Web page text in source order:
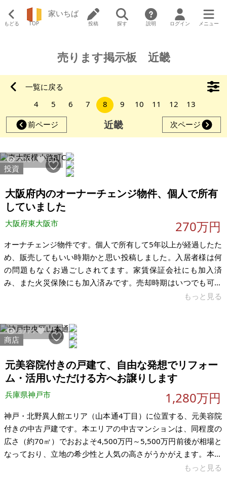
もどる TOP
家いちば
投稿 探す 説明 ログイン メニュー
売ります掲示板 近畿
一覧に戻る
4
5 6 7 8 9 10 11 12
13
前ページ
近畿 次ページ
7001
60
投資
大阪府内のオーナーチェンジ物件、個人で所有
していました
大阪府東大阪市 270万円
オーナチェンジ物件です。個人で所有して5年以上が経過したた
め、販売してもいい時期かと思い投稿しました。入居者様は何
の問題もなくお過ごしされてます。家賃保証会社にも加入済
み、また火災保険にも加入済みです。売却時期はいつでも可能
37.74㎡ 構造：木造 現況： 希望価格：270万円 ※現状有姿、お
よび公簿売買でのお取引きとなります。
もっと見る
3771
15
商店
元美容院付きの戸建て、自由な発想でリフォー
ム・活用いただける方へお譲りします
兵庫県神戸市 1,280万円
神戸・北野異人館エリア（山本通4丁目）に位置する、元美容院
付きの中古戸建です。本エリアの中古マンションは、同程度の
広さ（約70㎡）でおおよそ4,500万円～5,500万円前後が相場と
なっており、立地の希少性と人気の高さがうかがえます。本物
件は再建築不可ではありますが、その分、同エリアにおいて価
もっと見る